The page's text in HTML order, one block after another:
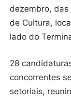
dezembro, das
de Cultura,
lado do
28
concorrentes
setoriais,